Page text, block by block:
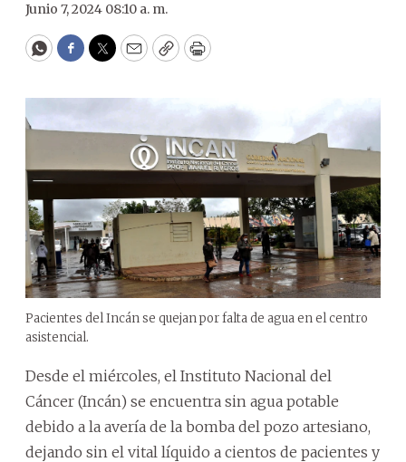
Junio 7, 2024 08:10 a. m.
WhatsApp
Facebook
Twitter
EmailCopyPrint
Pacientes del Incán se quejan por falta de agua en el centro
asistencial.
Desde el miércoles, el Instituto Nacional del
Cáncer (Incán) se encuentra sin agua potable
debido a la avería de la bomba del pozo artesiano,
dejando sin el vital líquido a cientos de pacientes y